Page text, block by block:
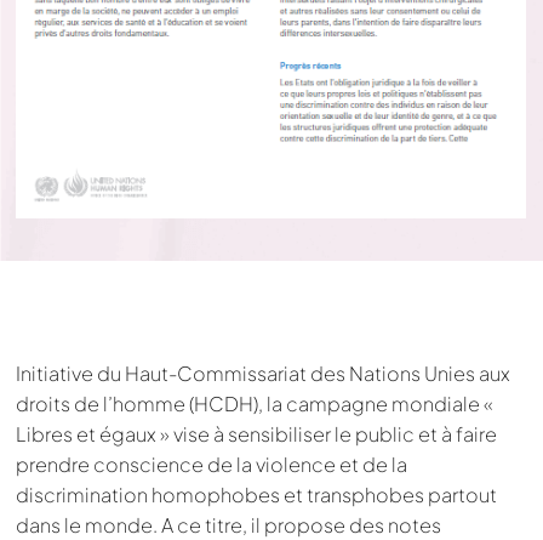
Initiative du Haut-Commissariat des Nations Unies aux
droits de l’homme (HCDH), la campagne mondiale «
Libres et égaux » vise à sensibiliser le public et à faire
prendre conscience de la violence et de la
discrimination homophobes et transphobes partout
dans le monde. A ce titre, il propose des notes